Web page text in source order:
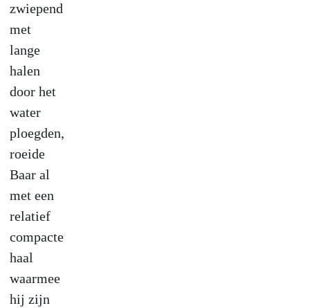
zwiepend
met
lange
halen
door het
water
ploegden,
roeide
Baar al
met een
relatief
compacte
haal
waarmee
hij zijn